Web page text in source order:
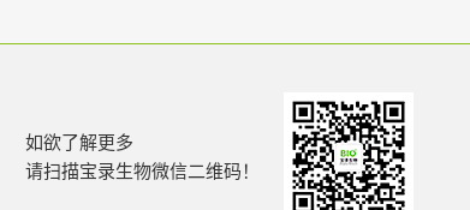
如欲了解更多
请扫描宝录生物微信二维码！